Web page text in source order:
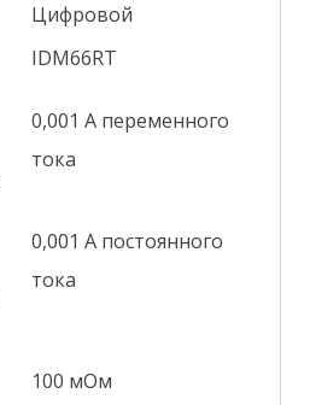
Цифровой
IDM66RT
0,001 А переменного
тока
0,001 А постоянного
тока
100 мОм